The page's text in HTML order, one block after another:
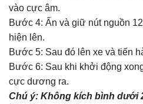
vào cực âm.
Bước 4: Ấn và giữ nút nguồn
hiện lên.
Bước 5: Sau đó lên xe và tiến
Bước 6: Sau khi khởi động
cực dương ra.
Chú ý: Không kích bình dưới